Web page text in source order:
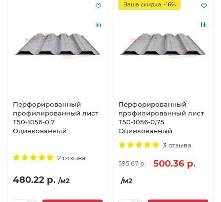
Перфорированный
профилированный лист
Т50-1056-0,7
Оцинкованный
2 отзыва
480.22 р. /м2
Ваша скидка: -16%
Перфорированный
профилированный лист
Т50-1056-0,75
Оцинкованный
3 отзыва
595.67 р. 500.36 р.
/м2